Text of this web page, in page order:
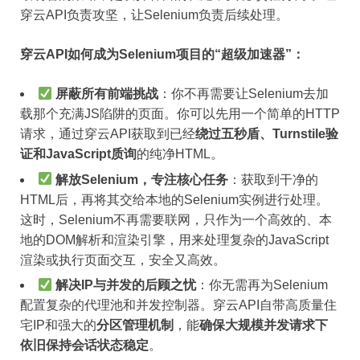
穿云API负责攻坚，让Selenium负责后续处理。
穿云API如何成为Selenium项目的“超级加速器”：
屏蔽所有前端挑战 ：你不再需要让Selenium去加
载那个充满JS陷阱的页面。你可以先用一个简单的HTTP
请求，通过穿云API获取到已经绕过五秒盾、Turnstile验
证和JavaScript质询的纯净HTML。
解放Selenium，专注核心任务 ：获取到干净的
HTML后，再将其交给本地的Selenium实例进行处理。
这时，Selenium不再需要联网，只作为一个高效的、本
地的DOM解析和渲染引擎，用来处理复杂的JavaScript
渲染或执行页面交互，安全又高效。
解决IP与并发的后顾之忧：你无需再为Selenium
配置复杂的代理池和并发控制器。穿云API自带高质量住
宅IP和强大的分区管理机制 ，能确保大规模并发请求下
依旧保持会话状态稳定。